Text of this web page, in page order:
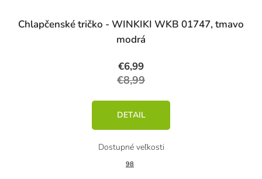
Chlapčenské tričko - WINKIKI WKB 01747, tmavo
modrá
€6,99
€8,99
DETAIL
98